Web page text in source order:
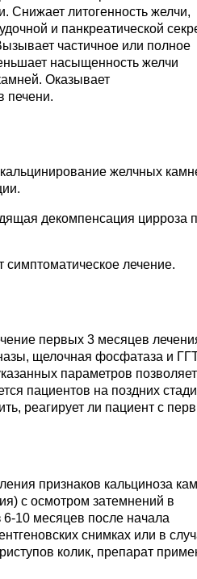
Снижает литогенность желчи,
и панкреатической
частичное или полное
насыщенность желчи
Оказывает
печени.
желчных
декомпенсация цирроза
лечение.
первых 3 месяцев
щелочная фосфатаза и
параметров позволяет
пациентов на поздних
реагирует ли пациент с
признаков кальциноза
с осмотром затемнений в
6-10 месяцев после начала
снимках или в
колик, препарат